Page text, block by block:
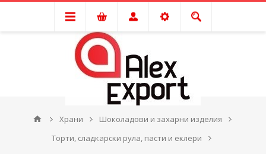
Храни
Шоколадови и захарни изделия
Торти, сладкарски рула, пасти и еклери